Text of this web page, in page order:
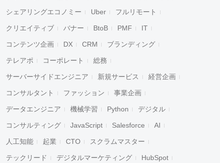
シェアリングエコノミー Uber フルリモート
クリエイティブ バナー BtoB PMF IT
コンテンツ企画 DX CRM ブランディング
テレアポ コーポレート 総務
サーバーサイドエンジニア 新規サービス 経営企画
コンサルタント ファッション 事業企画
データエンジニア 機械学習 Python デジタル
コンサルティング JavaScript Salesforce AI
人工知能 起業 CTO スクラムマスター
テックリード デジタルマーケティング HubSpot